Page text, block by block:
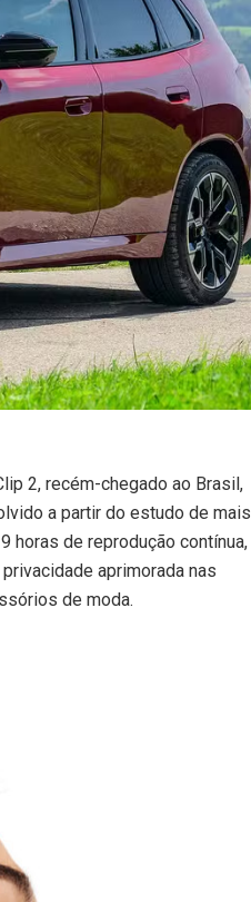
2, recém-chegado ao Brasil,
a partir do estudo de mais
horas de reprodução contínua,
aprimorada nas
de moda.